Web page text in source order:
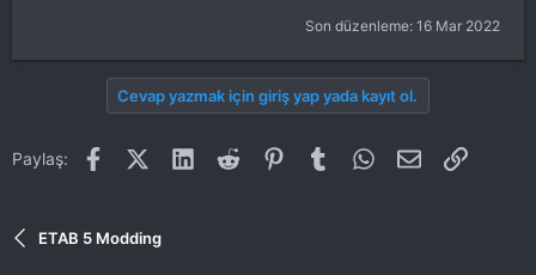
Son düzenleme: 16 Mar 2022
Cevap yazmak için giriş yap yada kayıt ol.
Paylaş: FacebookX (Twitter)
LinkedInReddit PinterestTumblr WhatsApp
E-postaLink
ETAB 5 Modding